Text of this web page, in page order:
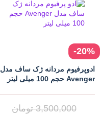
-20%
ادوپرفیوم مردانه ژک ساف مدل
Avenger حجم 100 میلی لیتر
3,500,000 تومان